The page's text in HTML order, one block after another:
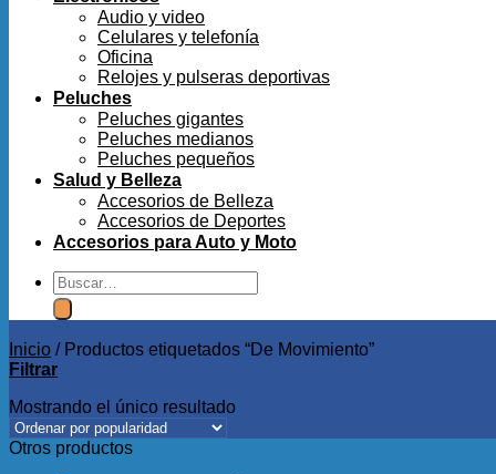
Audio y video
Celulares y telefonía
Oficina
Relojes y pulseras deportivas
Peluches
Peluches gigantes
Peluches medianos
Peluches pequeños
Salud y Belleza
Accesorios de Belleza
Accesorios de Deportes
Accesorios para Auto y Moto
Buscar
por:
Inicio /Productos etiquetados “De Movimiento”
Filtrar
Mostrando el único resultado
Otros productos